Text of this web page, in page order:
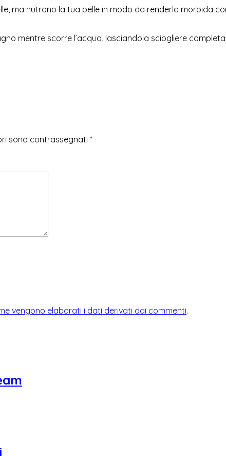
ma nutrono la tua pelle in modo da renderla morbida
mentre scorre l’acqua, lasciandola sciogliere
sono contrassegnati *
vengono elaborati i dati derivati dai commenti.